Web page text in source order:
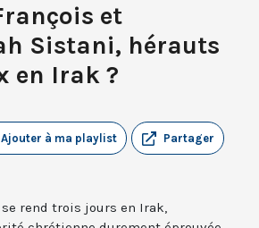
et
Sistani, hérauts
en Irak ?
Partager
Ajouter à ma playlist
se rend trois jours en Irak,